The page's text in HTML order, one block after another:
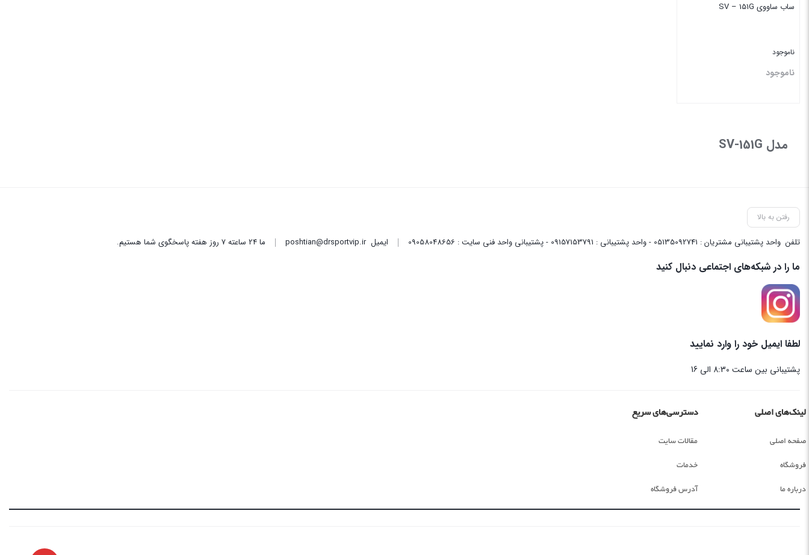
ساب ساووی SV – 151G
ناموجود
ناموجود
مدل SV-151G
رفتن به بالا
تلفن واحد پشتیبانی مشتریان : 05135092741 - واحد پشتیبانی : 09157153791 - پشتیبانی واحد فنی سایت : 09058048656 ایمیلposhtian@drsportvip.ir ما 24 ساعته 7 روز هفته پاسخگوی شما هستیم.
ما را در شبکه‌های اجتماعی دنبال کنید
لطفا ایمیل خود را وارد نمایید
پشتیبانی بین ساعت 8:30 الی 16
لینک‌های اصلی
صفحه اصلی
فروشگاه
درباره ما
دسترسی‌های سریع
مقالات سایت
خدمات
آدرس فروشگاه